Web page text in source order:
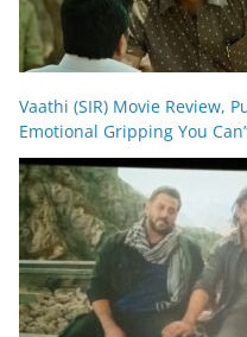
Vaathi (SIR) Movie Review,
Emotional Gripping You